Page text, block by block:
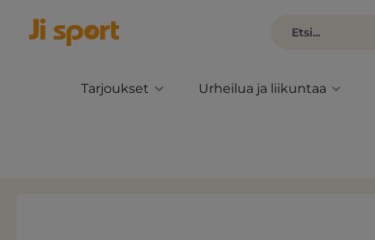
Tarjoukset Urheilua ja liikuntaa